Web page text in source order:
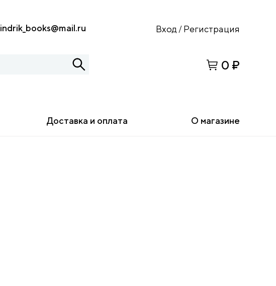
indrik_books@mail.ru Вход / Регистрация
0 ₽
Доставка и оплата О магазине